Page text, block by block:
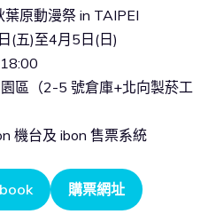
原動漫祭 in TAIPEI
(五)至4月5日(日)
區（2-5 號倉庫+北向製菸工
機台及 ibon 售票系統
購票網址